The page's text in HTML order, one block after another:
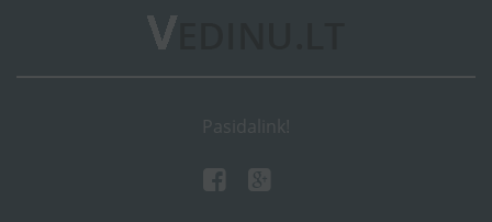
Pasidalink!